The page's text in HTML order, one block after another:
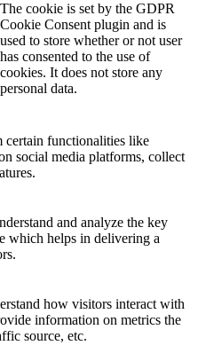
The cookie is set by the GDPR
Cookie Consent plugin and is
used to store whether or not user
has consented to the use of
cookies. It does not store any
personal data.
certain functionalities like
social media platforms, collect
and analyze the key
which helps in delivering a
how visitors interact with
information on metrics the
source, etc.